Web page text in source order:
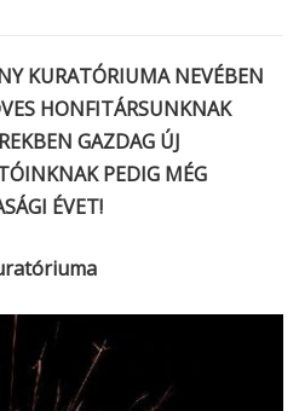
KURATÓRIUMA NEVÉBEN
HONFITÁRSUNKNAK
GAZDAG ÚJ
PEDIG MÉG
ÉVET!